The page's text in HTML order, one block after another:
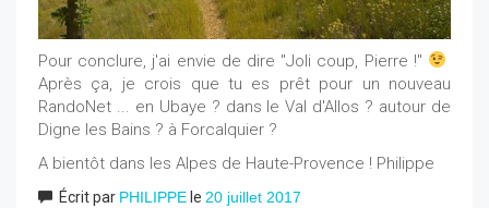
Pour conclure, j'ai envie de dire "Joli coup, Pierre !"
Après ça, je crois que tu es prêt pour un nouveau
RandoNet ... en Ubaye ? dans le Val d'Allos ? autour de
Digne les Bains ? à Forcalquier ?
A bientôt dans les Alpes de Haute-Provence ! Philippe
Écrit par PHILIPPE le 20 juillet 2017